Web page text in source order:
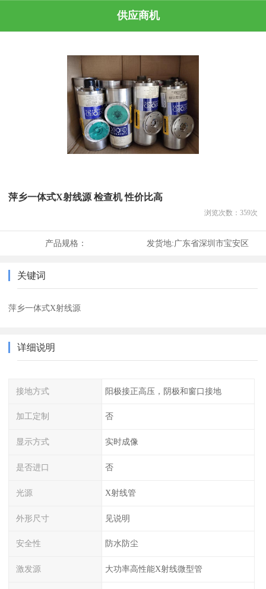
供应商机
萍乡一体式X射线源 检查机 性价比高
浏览次数： 359次
产品规格： 发货地:广东省深圳市宝安区
关键词
萍乡一体式X射线源
详细说明
接地方式 阳极接正高压，阴极和窗口接地
加工定制 否
显示方式 实时成像
是否进口 否
光源 X射线管
外形尺寸 见说明
安全性 防水防尘
激发源 大功率高性能X射线微型管